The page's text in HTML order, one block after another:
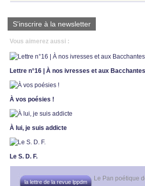
S'inscrire à la newsletter
Vous aimerez aussi :
Lettre n°16 | À nos ivresses et aux
À vos poésies !
À lui, je suis addicte
Le S. D. F.
Le Pan poétique
la lettre de la revue lppdm